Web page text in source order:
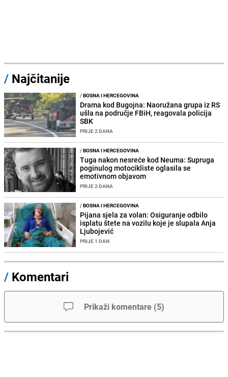
/ Najčitanije
/BOSNA I HERCEGOVINA
Drama kod Bugojna: Naoružana grupa iz RS
ušla na područje FBiH, reagovala policija
SBK
PRIJE 2 DANA
/BOSNA I HERCEGOVINA
Tuga nakon nesreće kod Neuma: Supruga
poginulog motocikliste oglasila se
emotivnom objavom
PRIJE 2 DANA
/BOSNA I HERCEGOVINA
Pijana sjela za volan: Osiguranje odbilo
isplatu štete na vozilu koje je slupala Anja
Ljubojević
PRIJE 1 DAN
/ Komentari
Prikaži komentare (5)